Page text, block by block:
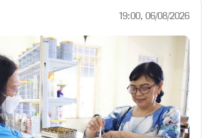
19:00, 06/08/2026